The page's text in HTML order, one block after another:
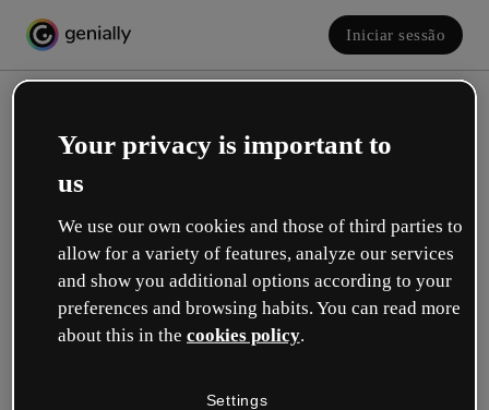
Iniciar sessão
Crie a sua conta! É grátis!
Qual descreve melhor a sua função?
Your privacy is important to
us
We use our own cookies and those of third parties to
allow for a variety of features, analyze our services
and show you additional options according to your
preferences and browsing habits. You can read more
about this in the cookies policy.
Settings